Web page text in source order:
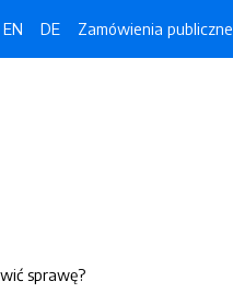
EN DE Zamówienia publiczne
sprawę?